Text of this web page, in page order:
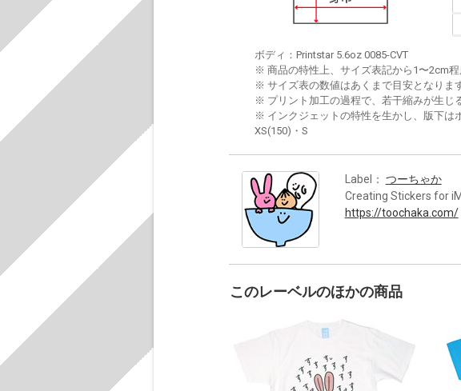
ボディ：Printstar 5.6oz 0085-CVT
※ 商品の特性上、サイズ表記から1〜2cm程
※ サイズ表の数値はあくまで目安となりま
※ プリント加工の過程で、若干縮みが生じ
※ インクジェットの特性を生かし、版下は
XS(150)・S
Label： つーちゃか
Creating Stickers for
https://toochaka.com/
このレーベルのほかの商品